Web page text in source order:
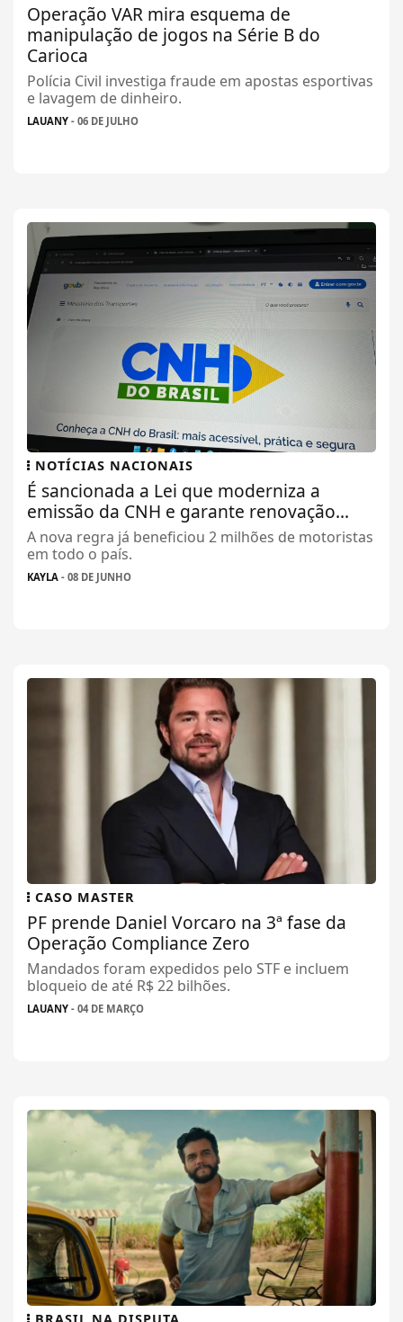
Operação VAR mira esquema de
manipulação de jogos na Série B do
Carioca
Polícia Civil investiga fraude em apostas esportivas
e lavagem de dinheiro.
LAUANY - 06 DE JULHO
NOTÍCIAS NACIONAIS
É sancionada a Lei que moderniza a
emissão da CNH e garante renovação...
A nova regra já beneficiou 2 milhões de motoristas
em todo o país.
KAYLA - 08 DE JUNHO
CASO MASTER
PF prende Daniel Vorcaro na 3ª fase da
Operação Compliance Zero
Mandados foram expedidos pelo STF e incluem
bloqueio de até R$ 22 bilhões.
LAUANY - 04 DE MARÇO